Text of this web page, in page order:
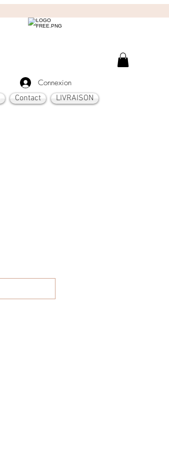
Connexion
Contact LIVRAISON